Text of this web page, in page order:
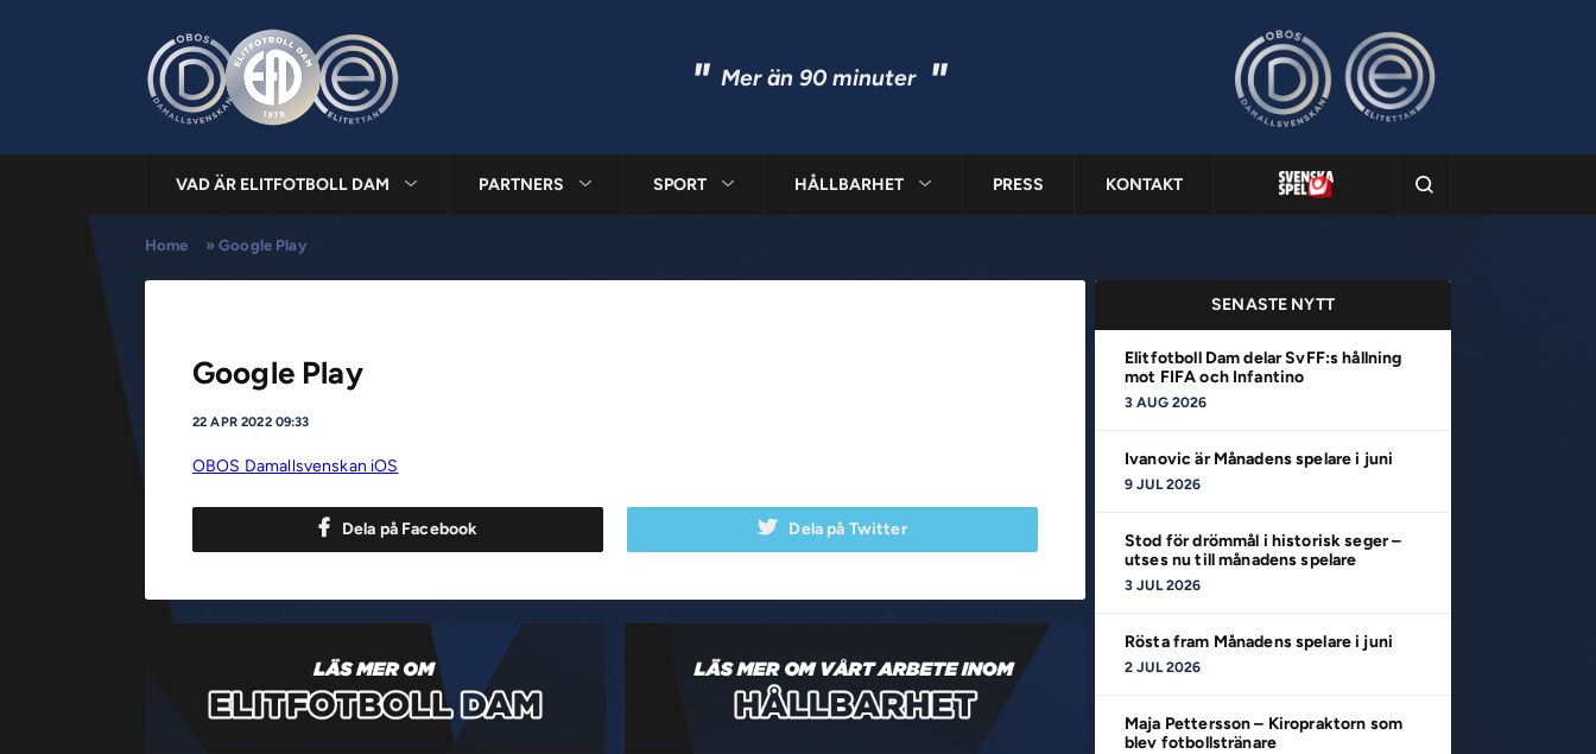
" Mer än 90 minuter "
VAD ÄR ELITFOTBOLL DAM PARTNERS SPORT HÅLLBARHET PRESS KONTAKT
Home »Google Play
Google Play
22 APR 2022 09:33
OBOS Damallsvenskan iOS
Dela på Facebook Dela på Twitter
SENASTE NYTT
Elitfotboll Dam delar SvFF:s hållning
mot FIFA och Infantino
3 AUG 2026
Ivanovic är Månadens spelare i juni
9 JUL 2026
Stod för drömmål i historisk seger –
utses nu till månadens spelare
3 JUL 2026
Rösta fram Månadens spelare i juni
2 JUL 2026
Maja Pettersson – Kiropraktorn som
blev fotbollstränare